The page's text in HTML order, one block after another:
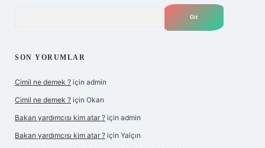
SON YORUMLAR
Cimil ne demek ? için admin
Cimil ne demek ? için Okan
Bakan yardımcısı kim atar ? için admin
Bakan yardımcısı kim atar ? için Yalçın